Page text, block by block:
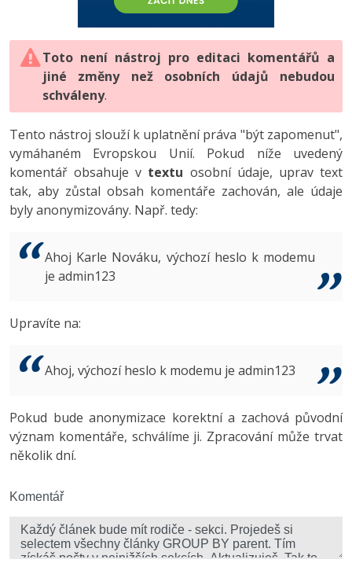
HTML5, CSS3, Bootstrap, SEO
SQL a databáze
Testování a verzování
UML a návrhové vzory
React
Spring
ASP.NET MVC
Best practices
PHP
JavaScript
Python
HTML / CSS
UML a návrhové vzory
MySQL/MariaDB
MS-SQL
Vývojář mobilních aplikací
C# Game developer
Tester
Systémový administrátor
3D grafik
Copywriter
WordPress specialista
-80%
JavaScript -80%
PHP -80%
Swift -80%
Kotlin -80%
VB.NET
Algoritmy -41%
Umělá inteligence (AI) -10%
Fórum
Digitální gramotnost
Marketing
WordPress
SEO
UX
Business
Copywriting
Windows
Kybernetická bezpečnost
-80%
Adobe Illustrator -80%
Adobe Lightroom
Adobe XD
Adobe InDesign -25%
Adobe After Effects
Inkscape
Fórum
Toto není nástroj pro editaci komentářů a
jiné změny než osobních údajů nebudou
schváleny.
Tento nástroj slouží k uplatnění práva "být zapomenut",
vymáhaném Evropskou Unií. Pokud níže uvedený
komentář obsahuje v textu osobní údaje, uprav text
tak, aby zůstal obsah komentáře zachován, ale údaje
byly anonymizovány. Např. tedy:
Ahoj Karle Nováku, výchozí heslo k modemu
je admin123
Upravíte na:
Ahoj, výchozí heslo k modemu je admin123
Pokud bude anonymizace korektní a zachová původní
význam komentáře, schválíme ji. Zpracování může trvat
několik dní.
Komentář